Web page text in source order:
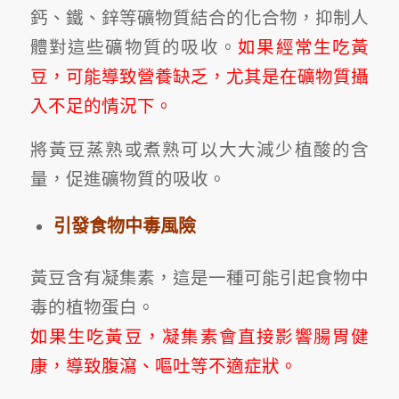
鈣、鐵、鋅等礦物質結合的化合物，抑制人
體對這些礦物質的吸收。如果經常生吃黃
豆，可能導致營養缺乏，尤其是在礦物質攝
入不足的情況下。
將黃豆蒸熟或煮熟可以大大減少植酸的含
量，促進礦物質的吸收。
引發食物中毒風險
黃豆含有凝集素 ，這是一種可能引起食物中
毒的植物蛋白。
如果生吃黃豆，凝集素會直接影響腸胃健
康，導致腹瀉、嘔吐等不適症狀。